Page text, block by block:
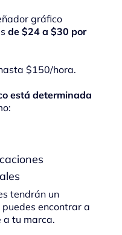
gráfico
de $24 a $30 por
$150/hora.
está determinada
tendrán un
puedes encontrar a
a tu marca.